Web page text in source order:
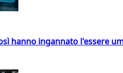
hanno ingannato l'essere